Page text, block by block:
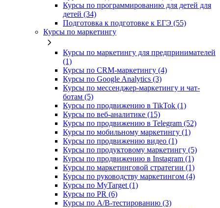
Курсы по программированию для детей для
детей (34)
Подготовка к подготовке к ЕГЭ (55)
Курсы по маркетингу
Курсы по маркетингу для предпринимателей
(1)
Курсы по CRM-маркетингу (4)
Курсы по Google Analytics (3)
Курсы по мессенджер-маркетингу и чат-
ботам (5)
Курсы по продвижению в TikTok (1)
Курсы по веб-аналитике (15)
Курсы по продвижению в Telegram (52)
Курсы по мобильному маркетингу (1)
Курсы по продвижению видео (1)
Курсы по продуктовому маркетингу (5)
Курсы по продвижению в Instagram (1)
Курсы по маркетинговой стратегии (1)
Курсы по руководству маркетингом (4)
Курсы по MyTarget (1)
Курсы по PR (6)
Курсы по A/B-тестированию (3)